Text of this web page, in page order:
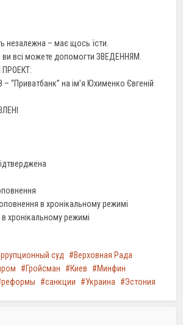
незалежна – має щось їсти.
всі можете допомогти ЗВЕДЕННЯМ.
“Приватбанк” на ім’я Юхименко Євгеній
в хронікальному режимі
хронікальному режимі
суд
Верховная Рада
Гройсман Киев
Минфин
реформы санкции Украина Эстония